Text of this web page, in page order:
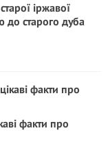
іржавої
до старого дуба
факти про